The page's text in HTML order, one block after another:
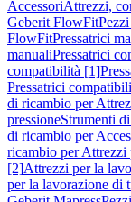
AccessoriAttrezzi,
Geberit FlowFit
FlowFitPressatrici
manualiPressatrici
compatibilità [1]
Pressatrici
di ricambio per
pressioneStrumenti
di ricambio per
ricambio per Attrezzi
[2]Attrezzi per la
per la lavorazione di